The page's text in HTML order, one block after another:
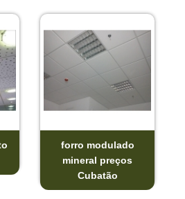
forro modulado
mineral preços
Cubatão